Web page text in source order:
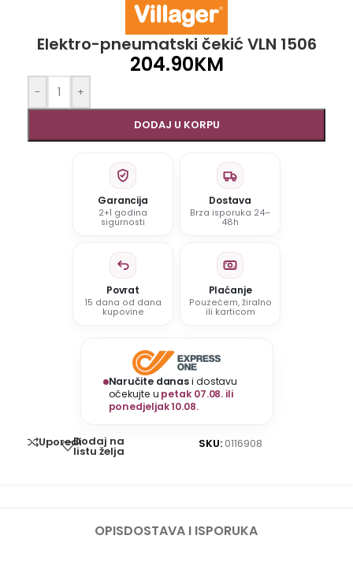
Elektro-pneumatski čekić VLN 1506
204.90KM
- +
DODAJ U KORPU
Garancija
2+1 godina
sigurnosti
Dostava
Brza isporuka 24–
48h
Povrat
15 dana od dana
kupovine
Plaćanje
Pouzećem, žiralno
ili karticom
Naručite danasi dostavu
očekujte u petak 07.08. ili
ponedjeljak 10.08.
UporediDodaj na
listu želja
SKU: 0116908
OPISDOSTAVA I ISPORUKA